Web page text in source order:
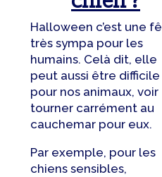
Halloween c’est une
très sympa pour les
humains. Celà dit, elle
peut aussi être difficile
pour nos animaux, voir
tourner carrément au
cauchemar pour eux.
Par exemple, pour les
chiens sensibles,